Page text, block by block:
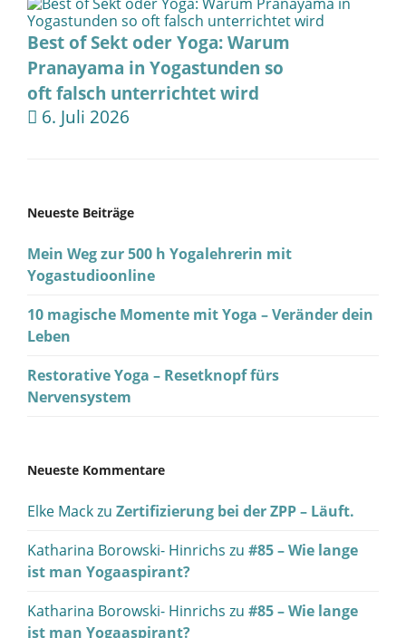
Best of Sekt oder Yoga: Warum
Pranayama in Yogastunden so
oft falsch unterrichtet wird
6. Juli 2026
Neueste Beiträge
Mein Weg zur 500 h Yogalehrerin mit
Yogastudioonline
10 magische Momente mit Yoga – Veränder dein
Leben
Restorative Yoga – Resetknopf fürs
Nervensystem
Neueste Kommentare
Elke Mackzu Zertifizierung bei der ZPP – Läuft.
Katharina Borowski- Hinrichs zu #85 – Wie lange
ist man Yogaaspirant?
Katharina Borowski- Hinrichs zu #85 – Wie lange
ist man Yogaaspirant?